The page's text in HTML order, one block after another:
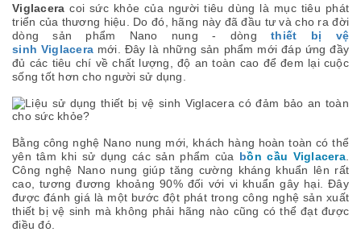
Viglacera coi sức khỏe của người tiêu dùng là mục tiêu phát
triển của thương hiệu. Do đó, hãng này đã đầu tư và cho ra đời
dòng sản phẩm Nano nung - dòngthiết bị vệ
sinh Viglacera mới. Đây là những sản phẩm mới đáp ứng đầy
đủ các tiêu chí về chất lượng, độ an toàn cao để đem lại cuộc
sống tốt hơn cho người sử dụng.
Bằng công nghệ Nano nung mới, khách hàng hoàn toàn có thể
yên tâm khi sử dụng các sản phẩm của bồn cầu Viglacera.
Công nghệ Nano nung giúp tăng cường kháng khuẩn lên rất
cao, tương đương khoảng 90% đối với vi khuẩn gây hại. Đây
được đánh giá là một bước đột phát trong công nghệ sản xuất
thiết bị vệ sinh mà không phải hãng nào cũng có thể đạt được
điều đó.